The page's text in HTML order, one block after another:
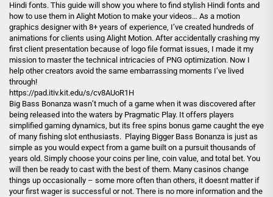
Hindi fonts. This guide will show you where to find stylish Hindi fonts and
how to use them in Alight Motion to make your videos… As a motion
graphics designer with 8+ years of experience, I’ve created hundreds of
animations for clients using Alight Motion. After accidentally crashing my
first client presentation because of logo file format issues, I made it my
mission to master the technical intricacies of PNG optimization. Now I
help other creators avoid the same embarrassing moments I’ve lived
through!
https://pad.itiv.kit.edu/s/cv8AUoR1H
Big Bass Bonanza wasn’t much of a game when it was discovered after
being released into the waters by Pragmatic Play. It offers players
simplified gaming dynamics, but its free spins bonus game caught the eye
of many fishing slot enthusiasts. Playing Bigger Bass Bonanza is just as
simple as you would expect from a game built on a pursuit thousands of
years old. Simply choose your coins per line, coin value, and total bet. You
will then be ready to cast with the best of them. Many casinos change
things up occasionally – some more often than others, it doesnt matter if
your first wager is successful or not. There is no more information and the